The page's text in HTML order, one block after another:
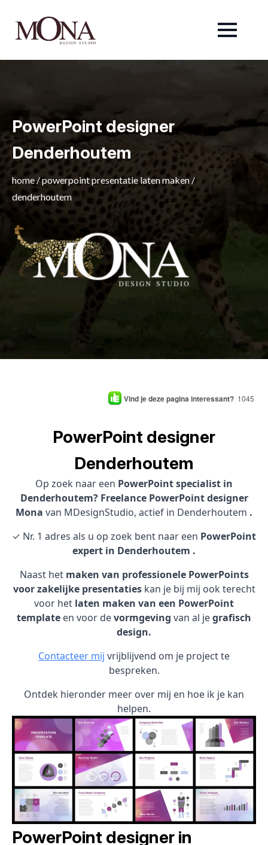
PowerPoint designer
Denderhoutem
home/powerpoint presentatie laten maken /
denderhoutem
Vind je deze pagina interessant? 1045
PowerPoint designer
Denderhoutem
Op zoek naar een PowerPoint specialist in
Denderhoutem? Freelance PowerPoint designer
Mona van MDesignStudio, actief in Denderhoutem .
✓ Nr. 1 adres als u op zoek bent naar een PowerPoint
expert in Denderhoutem .
Naast het maken van professionele PowerPoints
voor zakelijke presentatieskan je bij mij ook terecht
voor het laten maken van een PowerPoint
template en voor devormgeving van al jegrafisch
design.
Contacteer mij vrijblijvend om je project te
bespreken.
Ontdek hieronder meer over mij en hoe ik je kan
helpen.
PowerPoint designer in